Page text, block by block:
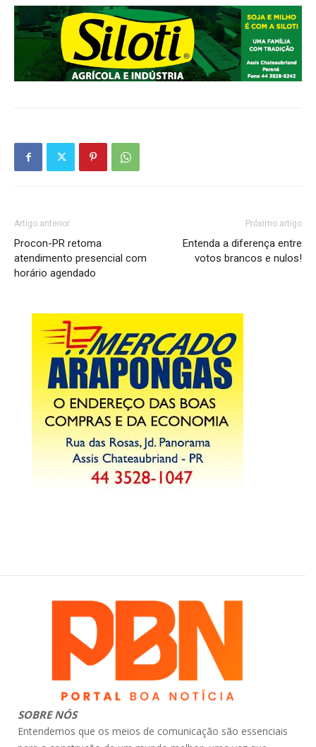
Artigo anterior
Procon-PR retoma
atendimento presencial com
horário agendado
Próximo artigo
Entenda a diferença entre
votos brancos e nulos!
SOBRE NÓS
Entendemos que os meios de comunicação são essenciais